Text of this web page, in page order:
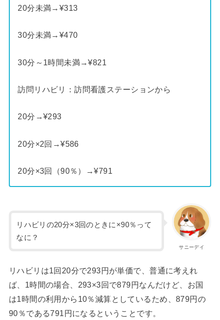
20分未満→¥313
30分未満→¥470
30分～1時間未満→¥821
訪問リハビリ：訪問看護ステーションから
20分→¥293
20分×2回→¥586
20分×3回（90％）→¥791
サニーデイ
リハビリの20分×3回のときに×90％って
なに？
リハビリは1回20分で293円が単価で、普通に考えれ
ば、1時間の場合、293×3回で879円なんだけど、お国
は1時間の利用から10％減算としているため、879円の
90％である791円になるということです。